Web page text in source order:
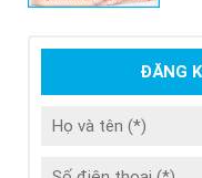
ĐĂNG